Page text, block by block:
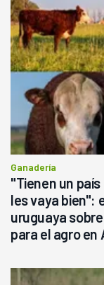
Ganadería
"Tienen un
les vaya bien":
uruguaya
para el agro